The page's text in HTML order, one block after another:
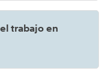
trabajo en